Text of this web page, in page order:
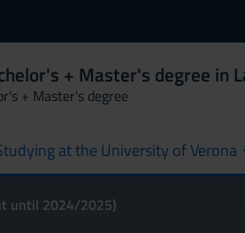
+ Master's degree in
+ Master's degree
at the University of Verona
until 2024/2025)